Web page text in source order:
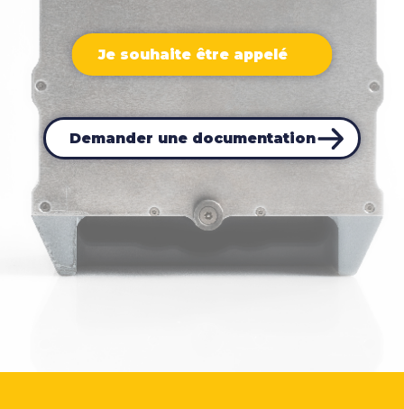
Je souhaite être appelé
Demander une documentation